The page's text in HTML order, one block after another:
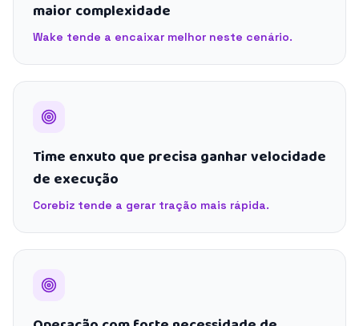
maior complexidade
Wake tende a encaixar melhor neste cenário.
Time enxuto que precisa ganhar velocidade
de execução
Corebiz tende a gerar tração mais rápida.